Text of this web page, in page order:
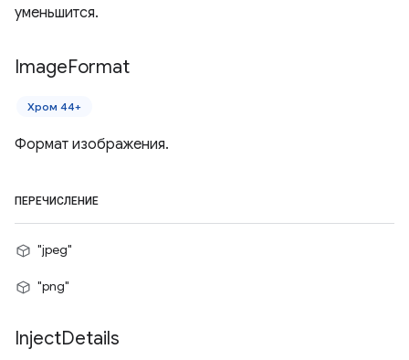
уменьшится.
ImageFormat
Хром 44+
Формат изображения.
ПЕРЕЧИСЛЕНИЕ
"jpeg"
"png"
InjectDetails